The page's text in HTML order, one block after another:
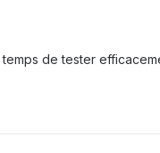
de tester